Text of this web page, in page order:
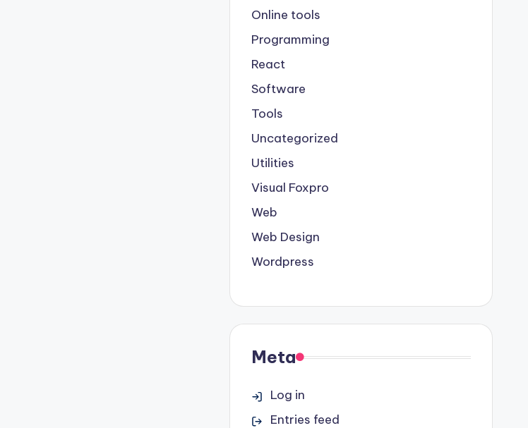
Online tools
Programming
React
Software
Tools
Uncategorized
Utilities
Visual Foxpro
Web
Web Design
Wordpress
Meta
Log in
Entries feed